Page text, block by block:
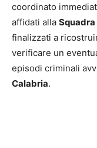
coordinato
affidati alla
finalizzati a
verificare un
episodi criminali
Calabria.